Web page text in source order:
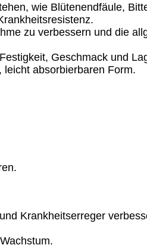
wie Blütenendfäule,
zu verbessern und die
Geschmack und
absorbierbaren Form.
Krankheitserreger